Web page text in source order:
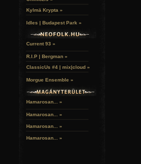
Kylmä Krypta »
Idles | Budapest Park »
Current 93 »
R.I.P | Bergman »
ClassicUs #4 | mix|cloud »
Morgue Ensemble »
Hamarosan... »
Hamarosan... »
Hamarosan... »
Hamarosan... »